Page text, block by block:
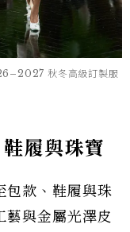
秋冬高級訂製服
履與珠寶
包款、鞋履與珠
藝與金屬光澤皮